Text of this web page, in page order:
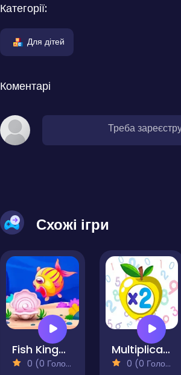
Категорії:
Для дітей
Коментарі
Треба
Схожі ігри
Fish Kingdom
0 (0 Голосів)
Multiplication Simulator
0 (0 Голосів)